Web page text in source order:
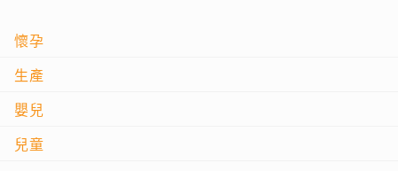
懷孕
生產
嬰兒
兒童